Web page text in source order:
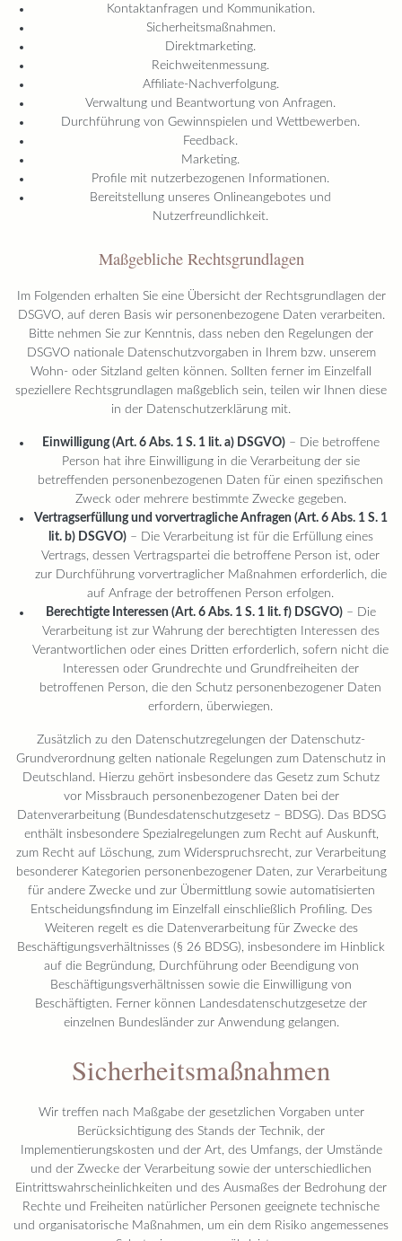
Kontaktanfragen und Kommunikation.
Sicherheitsmaßnahmen.
Direktmarketing.
Reichweitenmessung.
Affiliate-Nachverfolgung.
Verwaltung und Beantwortung von Anfragen.
Durchführung von Gewinnspielen und Wettbewerben.
Feedback.
Marketing.
Profile mit nutzerbezogenen Informationen.
Bereitstellung unseres Onlineangebotes und
Nutzerfreundlichkeit.
Maßgebliche Rechtsgrundlagen
Im Folgenden erhalten Sie eine Übersicht der Rechtsgrundlagen der
DSGVO, auf deren Basis wir personenbezogene Daten verarbeiten.
Bitte nehmen Sie zur Kenntnis, dass neben den Regelungen der
DSGVO nationale Datenschutzvorgaben in Ihrem bzw. unserem
Wohn- oder Sitzland gelten können. Sollten ferner im Einzelfall
speziellere Rechtsgrundlagen maßgeblich sein, teilen wir Ihnen diese
in der Datenschutzerklärung mit.
Einwilligung (Art. 6 Abs. 1 S. 1 lit. a) DSGVO)– Die betroffene
Person hat ihre Einwilligung in die Verarbeitung der sie
betreffenden personenbezogenen Daten für einen spezifischen
Zweck oder mehrere bestimmte Zwecke gegeben.
Vertragserfüllung und vorvertragliche Anfragen (Art. 6 Abs. 1 S. 1
lit. b) DSGVO)– Die Verarbeitung ist für die Erfüllung eines
Vertrags, dessen Vertragspartei die betroffene Person ist, oder
zur Durchführung vorvertraglicher Maßnahmen erforderlich, die
auf Anfrage der betroffenen Person erfolgen.
Berechtigte Interessen (Art. 6 Abs. 1 S. 1 lit. f) DSGVO)– Die
Verarbeitung ist zur Wahrung der berechtigten Interessen des
Verantwortlichen oder eines Dritten erforderlich, sofern nicht die
Interessen oder Grundrechte und Grundfreiheiten der
betroffenen Person, die den Schutz personenbezogener Daten
erfordern, überwiegen.
Zusätzlich zu den Datenschutzregelungen der Datenschutz-
Grundverordnung gelten nationale Regelungen zum Datenschutz in
Deutschland. Hierzu gehört insbesondere das Gesetz zum Schutz
vor Missbrauch personenbezogener Daten bei der
Datenverarbeitung (Bundesdatenschutzgesetz – BDSG). Das BDSG
enthält insbesondere Spezialregelungen zum Recht auf Auskunft,
zum Recht auf Löschung, zum Widerspruchsrecht, zur Verarbeitung
besonderer Kategorien personenbezogener Daten, zur Verarbeitung
für andere Zwecke und zur Übermittlung sowie automatisierten
Entscheidungsfindung im Einzelfall einschließlich Profiling. Des
Weiteren regelt es die Datenverarbeitung für Zwecke des
Beschäftigungsverhältnisses (§ 26 BDSG), insbesondere im Hinblick
auf die Begründung, Durchführung oder Beendigung von
Beschäftigungsverhältnissen sowie die Einwilligung von
Beschäftigten. Ferner können Landesdatenschutzgesetze der
einzelnen Bundesländer zur Anwendung gelangen.
Sicherheitsmaßnahmen
Wir treffen nach Maßgabe der gesetzlichen Vorgaben unter
Berücksichtigung des Stands der Technik, der
Implementierungskosten und der Art, des Umfangs, der Umstände
und der Zwecke der Verarbeitung sowie der unterschiedlichen
Eintrittswahrscheinlichkeiten und des Ausmaßes der Bedrohung der
Rechte und Freiheiten natürlicher Personen geeignete technische
und organisatorische Maßnahmen, um ein dem Risiko angemessenes